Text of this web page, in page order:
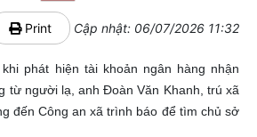
Print Cập nhật: 06/07/2026 11:32
phát hiện tài khoản ngân hàng nhận
từ người lạ, anh Đoàn Văn Khanh, trú xã
đến Công an xã trình báo để tìm chủ sở